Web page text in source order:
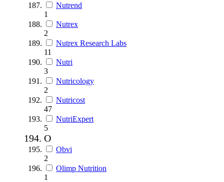
Nutrend
1
Nutrex
2
Nutrex Research Labs
11
Nutri
3
Nutricology
2
Nutricost
47
NutriExpert
5
O
Obvi
2
Olimp Nutrition
1